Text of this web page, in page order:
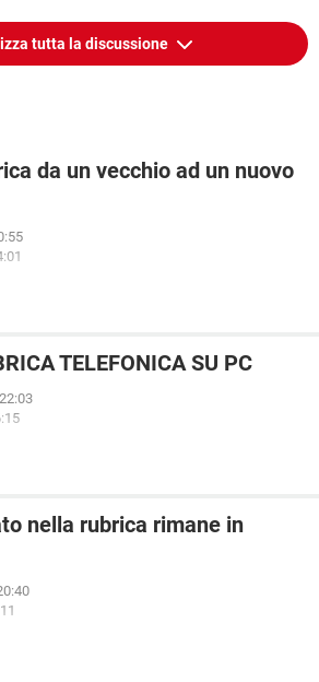
tutta la discussione
da un vecchio ad un nuovo
TELEFONICA SU PC
nella rubrica rimane in